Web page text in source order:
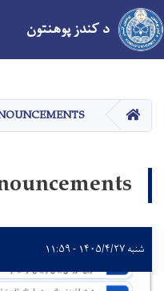
د کندز پوهنتون
کور
شنبه ۱۴۰۵/۴/۲۷ - ۱۱:۵۹